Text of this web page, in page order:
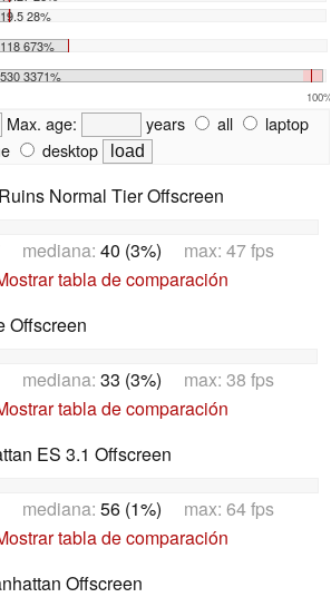
19.5 28%
118 673%
530 3371%
100%
Max. age: years all
laptop
desktop
Normal Tier Offscreen
mediana: 40 (3%) max: 47 fps
tabla de comparación
Offscreen
mediana: 33 (3%) max: 38 fps
tabla de comparación
ES 3.1 Offscreen
mediana: 56 (1%) max: 64 fps
tabla de comparación
Offscreen